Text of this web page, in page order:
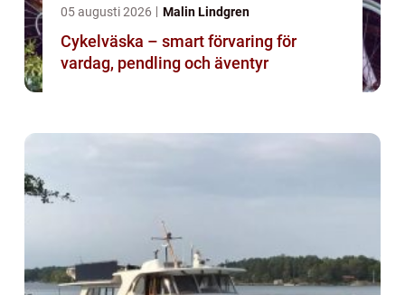
05 augusti 2026 Malin Lindgren
Cykelväska – smart förvaring för
vardag, pendling och äventyr